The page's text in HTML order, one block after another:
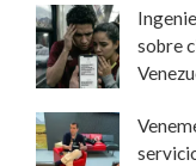
sobre